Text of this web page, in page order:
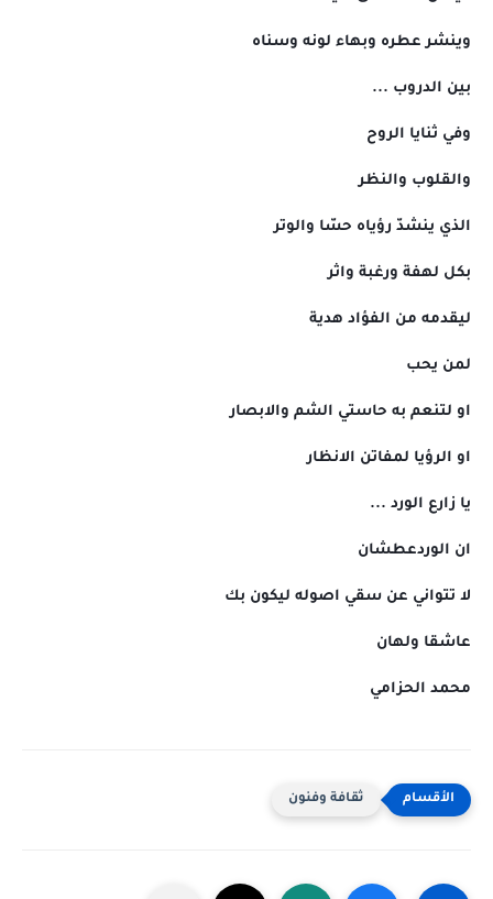
وينشر عطره وبهاء لونه وسناه
بين الدروب ...
وفي ثنايا الروح
والقلوب والنظر
الذي ينشدّ رؤياه حسّا والوتر
بكل لهفة ورغبة واثر
ليقدمه من الفؤاد هدية
لمن يحب
او لتنعم به حاستي الشم والابصار
او الرؤيا لمفاتن الانظار
يا زارع الورد ...
ان الوردعطشان
لا تتواني عن سقي اصوله ليكون بك
عاشقا ولهان
محمد الحزامي
ثقافة وفنون